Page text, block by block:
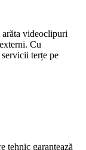
arăta videoclipuri
Cu
terțe pe
tehnic garantează